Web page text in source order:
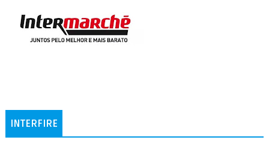
INTERFIRE